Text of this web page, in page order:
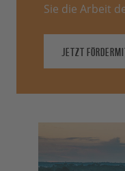
Sie die Arbeit
JETZT